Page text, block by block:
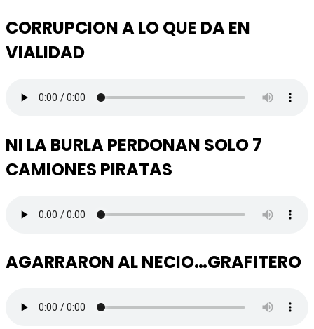
CORRUPCION A LO QUE DA EN
VIALIDAD
NI LA BURLA PERDONAN SOLO 7
CAMIONES PIRATAS
AGARRARON AL NECIO…GRAFITERO